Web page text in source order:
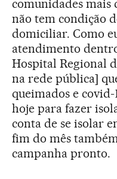
comunidades mais
não tem condição
domiciliar. Como
atendimento
Hospital Regional
na rede pública]
queimados e
hoje para fazer
conta de se isolar
fim do mês
campanha pronto.